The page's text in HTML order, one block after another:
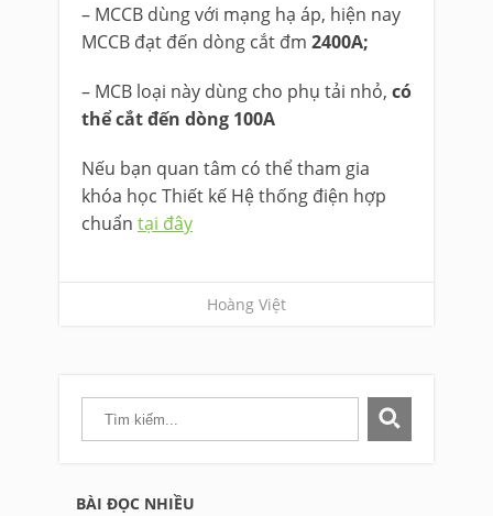
– MCCB dùng với mạng hạ áp, hiện nay
MCCB đạt đến dòng cắt đm 2400A;
– MCB loại này dùng cho phụ tải nhỏ, có
thể cắt đến dòng 100A
Nếu bạn quan tâm có thể tham gia
khóa học Thiết kế Hệ thống điện hợp
chuẩn tại đây
Hoàng Việt
BÀI ĐỌC NHIỀU